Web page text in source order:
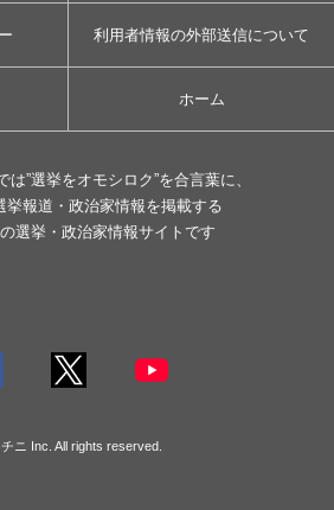
利用者情報の外部送信について
ホーム
”選挙をオモシロク”を合言葉に、
挙報道・政治家情報を掲載する
選挙・政治家情報サイトです
ニ Inc. All rights reserved.